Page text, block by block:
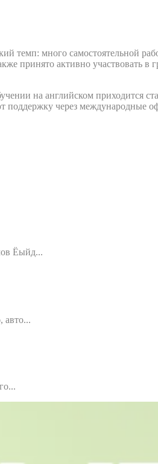
темп: много самостоятельной
принято активно участвовать в
на английском приходится
поддержку через международные
Ёыйд...
авто...